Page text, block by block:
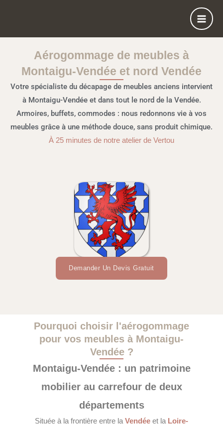
Aérogommage de meubles à
Montaigu-Vendée et nord Vendée
Votre spécialiste du décapage de meubles anciens intervient
à Montaigu-Vendée et dans tout le nord de la Vendée.
Armoires, buffets, commodes : nous redonnons vie à vos
meubles grâce à une méthode douce, sans produit chimique.
À 25 minutes de notre atelier de Vertou
Demander Un Devis Gratuit
Pourquoi choisir l'aérogommage
pour vos meubles à Montaigu-
Vendée ?
Montaigu-Vendée : un patrimoine
mobilier au carrefour de deux
départements
Située à la frontière entre la Vendée et la Loire-